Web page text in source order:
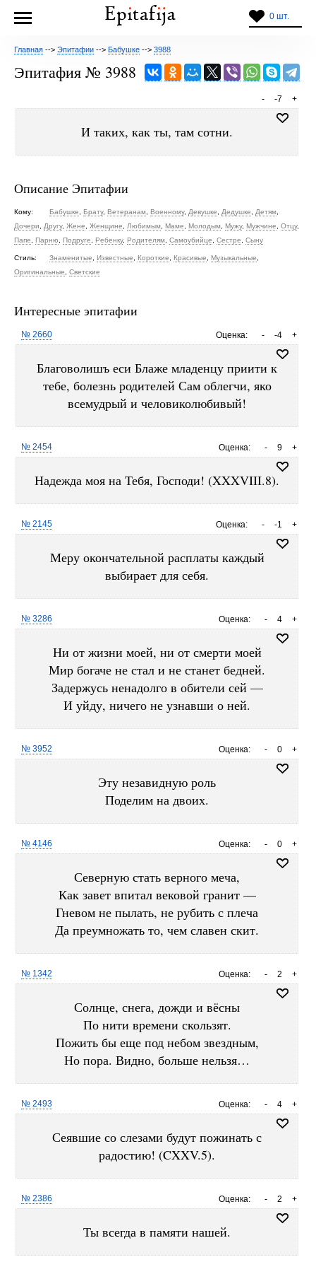
0 шт.
Главная --> Эпитафии --> Бабушке --> 3988
Эпитафия № 3988
+
-7
-
И таких, как ты, там сотни.
Описание Эпитафии
Кому: Бабушке Брату, Ветеранам Военному, Девушке Дедушке Детям
Дочери
Другу, Жене Женщине Любимым Маме Молодым Мужу, Мужчине Отцу,
Папе
Парню Подруге Ребенку, Родителям Самоубийце Сестре Сыну
Стиль: Знаменитые Известные Короткие Красивые Музыкальные
Оригинальные
Светские
Интересные эпитафии
Оценка: +
-4
-
№ 2660
Благоволишъ еси Блаже младенцу приити к
тебе, болезнь родителей Сам облегчи, яко
всемудрый и человиколюбивый!
Оценка: +
9
-
№ 2454
Надежда моя на Тебя, Господи! (XXXVIII.8).
Оценка: +
-1
-
№ 2145
Меру окончательной расплаты каждый
выбирает для себя.
Оценка: +
4
-
№ 3286
Ни от жизни моей, ни от смерти моей
Мир богаче не стал и не станет бедней.
Задержусь ненадолго в обители сей —
И уйду, ничего не узнавши о ней.
Оценка: +
0
-
№ 3952
Эту незавидную роль
Поделим на двоих.
Оценка: +
0
-
№ 4146
Северную стать верного меча,
Как завет впитал вековой гранит —
Гневом не пылать, не рубить с плеча
Да преумножать то, чем славен скит.
Оценка: +
2
-
№ 1342
Солнце, снега, дожди и вёсны
По нити времени скользят.
Пожить бы еще под небом звездным,
Но пора. Видно, больше нельзя…
Оценка: +
4
-
№ 2493
Сеявшие со слезами будут пожинать с
радостию! (CXXV.5).
Оценка: +
2
-
№ 2386
Ты всегда в памяти нашей.